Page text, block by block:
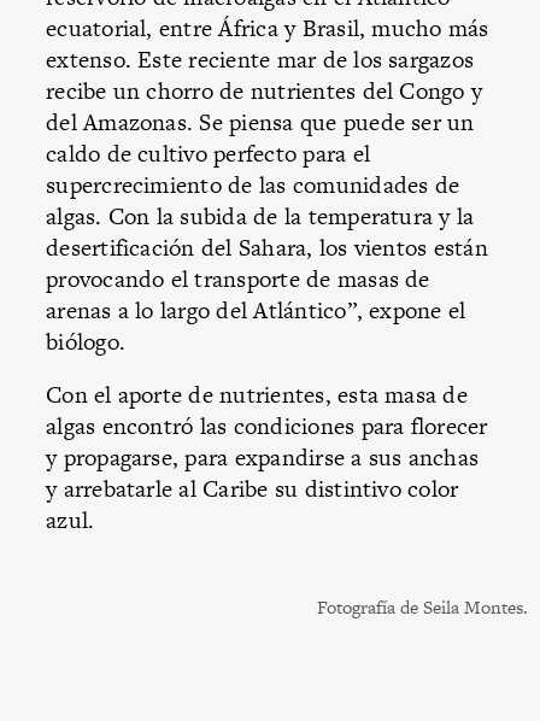
ecuatorial, entre África y Brasil, mucho más
extenso. Este reciente mar de los sargazos
recibe un chorro de nutrientes del Congo y
del Amazonas. Se piensa que puede ser un
caldo de cultivo perfecto para el
supercrecimiento de las comunidades de
algas. Con la subida de la temperatura y la
desertificación del Sahara, los vientos están
provocando el transporte de masas de
arenas a lo largo del Atlántico”, expone el
biólogo.
Con el aporte de nutrientes, esta masa de
algas encontró las condiciones para florecer
y propagarse, para expandirse a sus anchas
y arrebatarle al Caribe su distintivo color
azul.
Fotografía de Seila Montes.